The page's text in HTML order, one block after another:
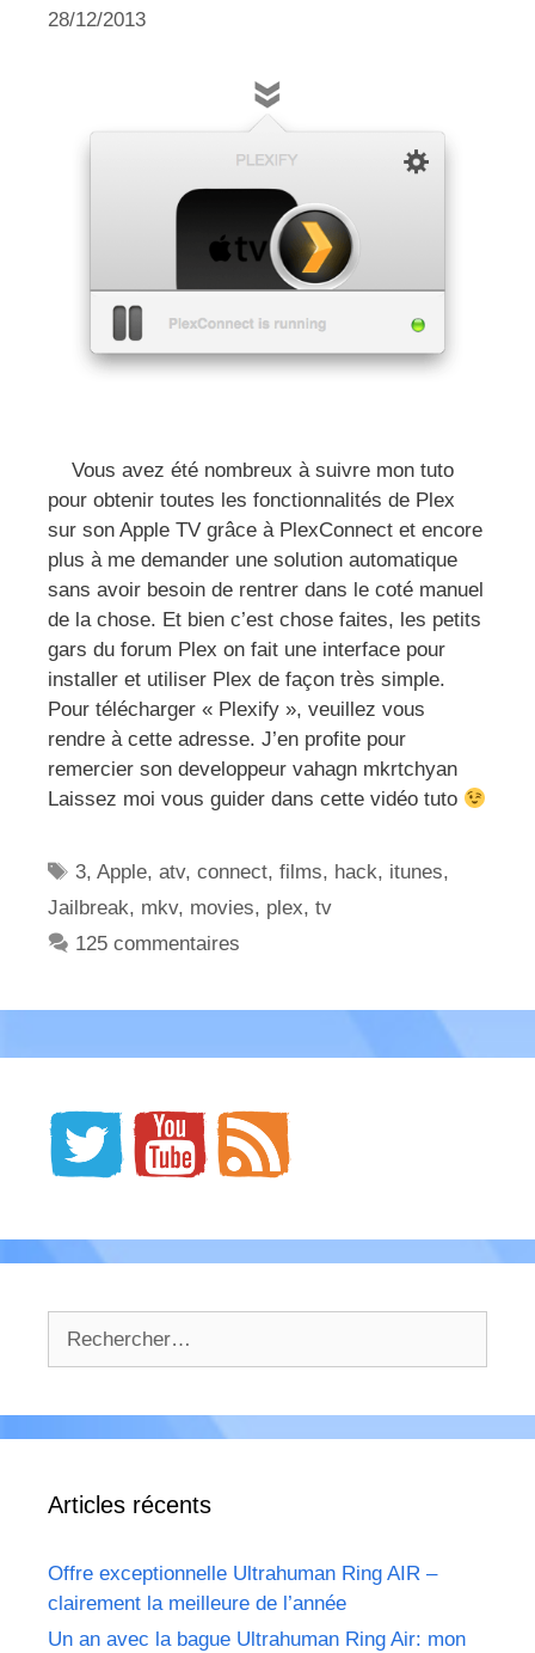
28/12/2013
Vous avez été nombreux à suivre mon tuto
pour obtenir toutes les fonctionnalités de Plex
sur son Apple TV grâce à PlexConnect et encore
plus à me demander une solution automatique
sans avoir besoin de rentrer dans le coté manuel
de la chose. Et bien c’est chose faites, les petits
gars du forum Plex on fait une interface pour
installer et utiliser Plex de façon très simple.
Pour télécharger « Plexify », veuillez vous
rendre à cette adresse. J’en profite pour
remercier son developpeur vahagn mkrtchyan
Laissez moi vous guider dans cette vidéo tuto
Étiquettes
3,Apple,atv,connect,films, hack, itunes,
Jailbreak, mkv, movies, plex, tv
125 commentaires
Articles récents
Offre exceptionnelle Ultrahuman Ring AIR –
clairement la meilleure de l’année
Un an avec la bague Ultrahuman Ring Air: mon